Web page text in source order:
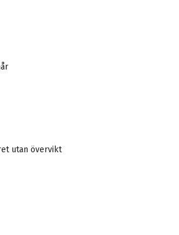
utan övervikt